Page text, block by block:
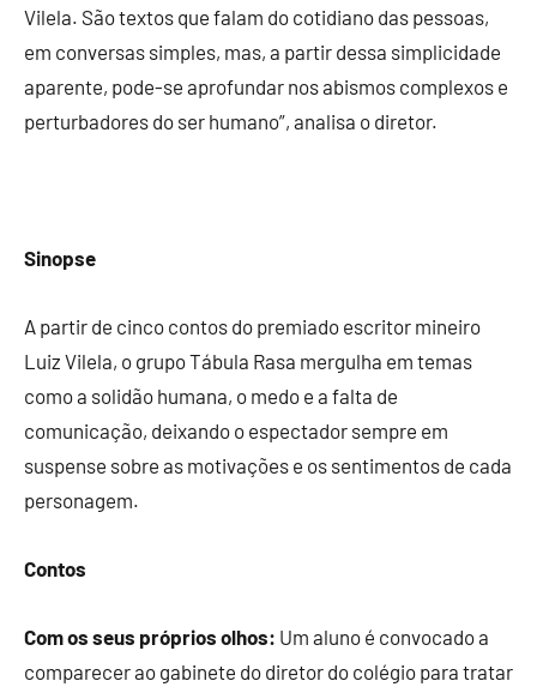
Vilela. São textos que falam do cotidiano das pessoas,
em conversas simples, mas, a partir dessa simplicidade
aparente, pode-se aprofundar nos abismos complexos e
perturbadores do ser humano”, analisa o diretor.
Sinopse
A partir de cinco contos do premiado escritor mineiro
Luiz Vilela, o grupo Tábula Rasa mergulha em temas
como a solidão humana, o medo e a falta de
comunicação, deixando o espectador sempre em
suspense sobre as motivações e os sentimentos de cada
personagem.
Contos
Com os seus próprios olhos: Um aluno é convocado a
comparecer ao gabinete do diretor do colégio para tratar